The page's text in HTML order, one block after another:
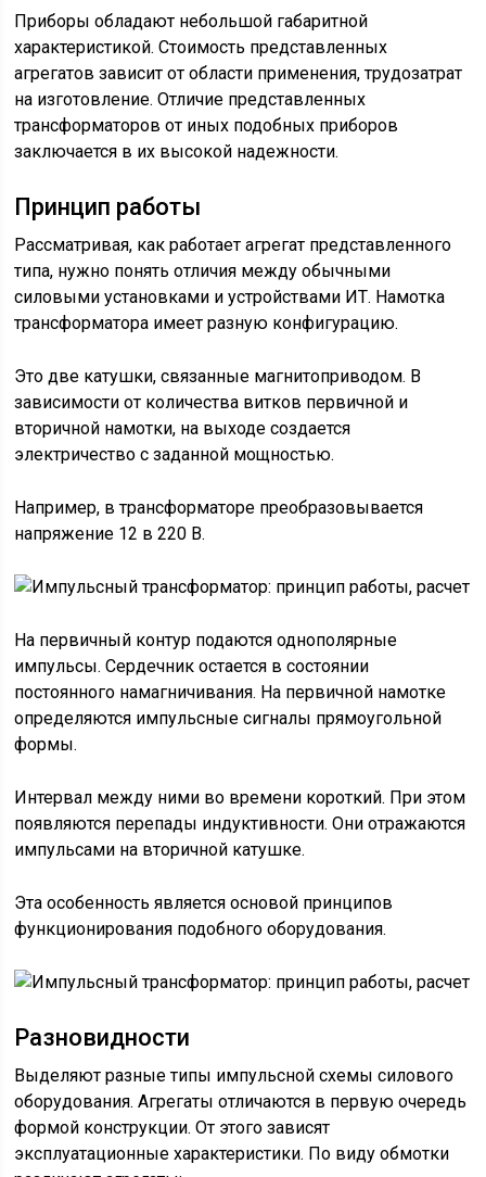
Приборы обладают небольшой габаритной
характеристикой. Стоимость представленных
агрегатов зависит от области применения, трудозатрат
на изготовление. Отличие представленных
трансформаторов от иных подобных приборов
заключается в их высокой надежности.
Принцип работы
Рассматривая, как работает агрегат представленного
типа, нужно понять отличия между обычными
силовыми установками и устройствами ИТ. Намотка
трансформатора имеет разную конфигурацию.
Это две катушки, связанные магнитоприводом. В
зависимости от количества витков первичной и
вторичной намотки, на выходе создается
электричество с заданной мощностью.
Например, в трансформаторе преобразовывается
напряжение 12 в 220 В.
На первичный контур подаются однополярные
импульсы. Сердечник остается в состоянии
постоянного намагничивания. На первичной намотке
определяются импульсные сигналы прямоугольной
формы.
Интервал между ними во времени короткий. При этом
появляются перепады индуктивности. Они отражаются
импульсами на вторичной катушке.
Эта особенность является основой принципов
функционирования подобного оборудования.
Разновидности
Выделяют разные типы импульсной схемы силового
оборудования. Агрегаты отличаются в первую очередь
формой конструкции. От этого зависят
эксплуатационные характеристики. По виду обмотки